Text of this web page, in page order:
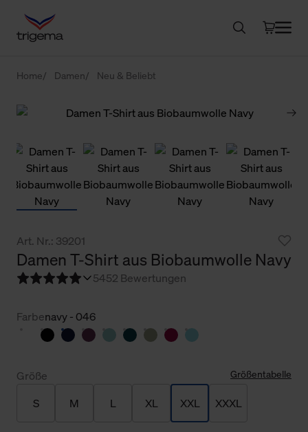
Home Damen Neu & Beliebt
Art. Nr.: 39201
Damen T-Shirt aus Biobaumwolle Navy
5452 Bewertungen
Farbenavy - 046
Größe Größentabelle
S M L XL XXL XXXL